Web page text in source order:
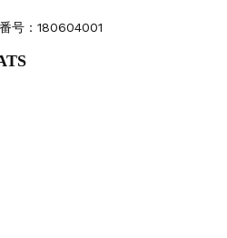
号：180604001